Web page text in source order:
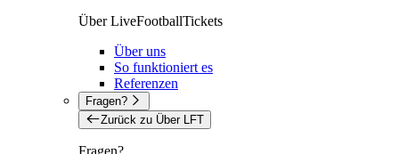
Über LiveFootballTickets
Über uns
So funktioniert es
Referenzen
Fragen?
Zurück zu Über LFT
Fragen?